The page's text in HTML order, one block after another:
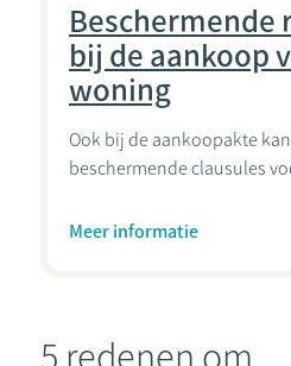
Beschermende
bij de aankoop
woning
Ook bij de aankoopakte
beschermende clausules
Meer informatie
5 redenen om